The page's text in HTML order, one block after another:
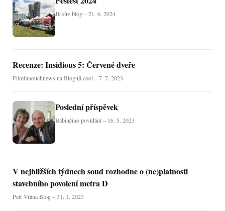
Jirkův blog – 21. 6. 2024
Recenze: Insidious 5: Červené dveře
Filmfanouchnews na Bloguji.cool – 7. 7. 2023
Poslední příspěvek
Bábinčino povídání – 16. 5. 2023
V nejbližších týdnech soud rozhodne o (ne)platnosti
stavebního povolení metra D
Petr Vrána Blog – 31. 1. 2023